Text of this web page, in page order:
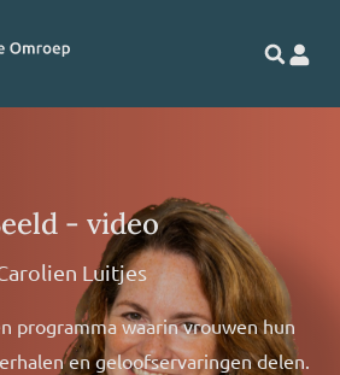
- video
Luitjes
programma waarin vrouwen hun
en geloofservaringen delen.